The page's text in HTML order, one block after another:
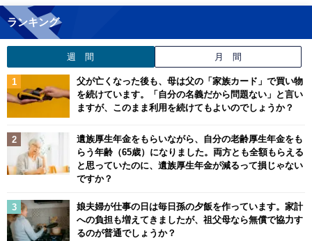
ランキング
週 間 月 間
父が亡くなった後も、母は父の「家族カード」で買い物
を続けています。「自分の名義だから問題ない」と言い
ますが、このまま利用を続けてもよいのでしょうか？
遺族厚生年金をもらいながら、自分の老齢厚生年金をも
らう年齢（65歳）になりました。両方とも全額もらえる
と思っていたのに、遺族厚生年金が減るって損じゃない
ですか？
娘夫婦が仕事の日は毎日孫の夕飯を作っています。家計
への負担も増えてきましたが、祖父母なら無償で協力す
るのが普通でしょうか？